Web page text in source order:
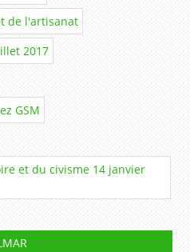
de l'artisanat
2017
GSM
et du civisme 14 janvier